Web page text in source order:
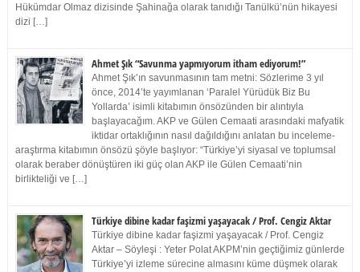
Hükümdar Olmaz dizisinde Şahinağa olarak tanıdığı Tanülkü’nün hikayesi
dizi […]
Ahmet Şık “Savunma yapmıyorum itham ediyorum!”
Ahmet Şık’ın savunmasının tam metni: Sözlerime 3 yıl
önce, 2014’te yayımlanan ‘Paralel Yürüdük Biz Bu
Yollarda’ isimli kitabımın önsözünden bir alıntıyla
başlayacağım. AKP ve Gülen Cemaati arasındaki mafyatik
iktidar ortaklığının nasıl dağıldığını anlatan bu inceleme-
araştırma kitabımın önsözü şöyle başlıyor: “Türkiye’yi siyasal ve toplumsal
olarak beraber dönüştüren iki güç olan AKP ile Gülen Cemaati’nin
birlikteliği ve […]
Türkiye dibine kadar faşizmi yaşayacak / Prof. Cengiz Aktar
Türkiye dibine kadar faşizmi yaşayacak / Prof. Cengiz
Aktar – Söyleşi : Yeter Polat AKPM’nin geçtiğimiz günlerde
Türkiye’yi izleme sürecine almasını küme düşmek olarak